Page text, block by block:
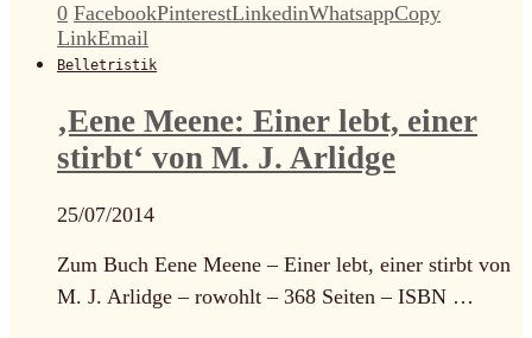
0 FacebookPinterestLinkedinWhatsappCopy
LinkEmail
Belletristik
‚Eene Meene: Einer lebt, einer
stirbt‘ von M. J. Arlidge
25/07/2014
Zum Buch Eene Meene – Einer lebt, einer stirbt von
M. J. Arlidge – rowohlt – 368 Seiten – ISBN …